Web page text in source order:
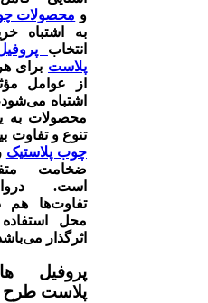
و محصولات
به اشتباه
انتخاب
پلاست برای
از عوامل
اشتباه
محصولات به
تنوع و تفاوت
چوب پلاستیک
ضخامت
است.
تفاوت‌ها
محل
اثرگذار
پروفیل
پلاست